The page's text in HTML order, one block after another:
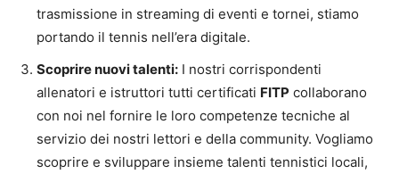
trasmissione in streaming di eventi e tornei, stiamo
portando il tennis nell’era digitale.
Scoprire nuovi talenti: I nostri corrispondenti
allenatori e istruttori tutti certificati FITP collaborano
con noi nel fornire le loro competenze tecniche al
servizio dei nostri lettori e della community. Vogliamo
scoprire e sviluppare insieme talenti tennistici locali,